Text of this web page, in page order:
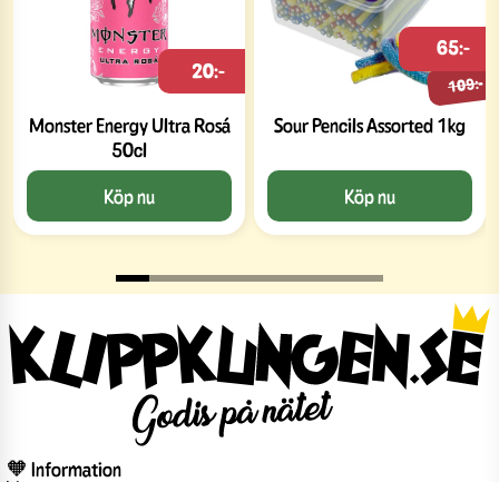
Monster Energy Ultra Rosá
50cl
20:-
Köp nu
Sour Pencils Assorted 1kg
109:-
65:-
Köp nu
🧡 Information